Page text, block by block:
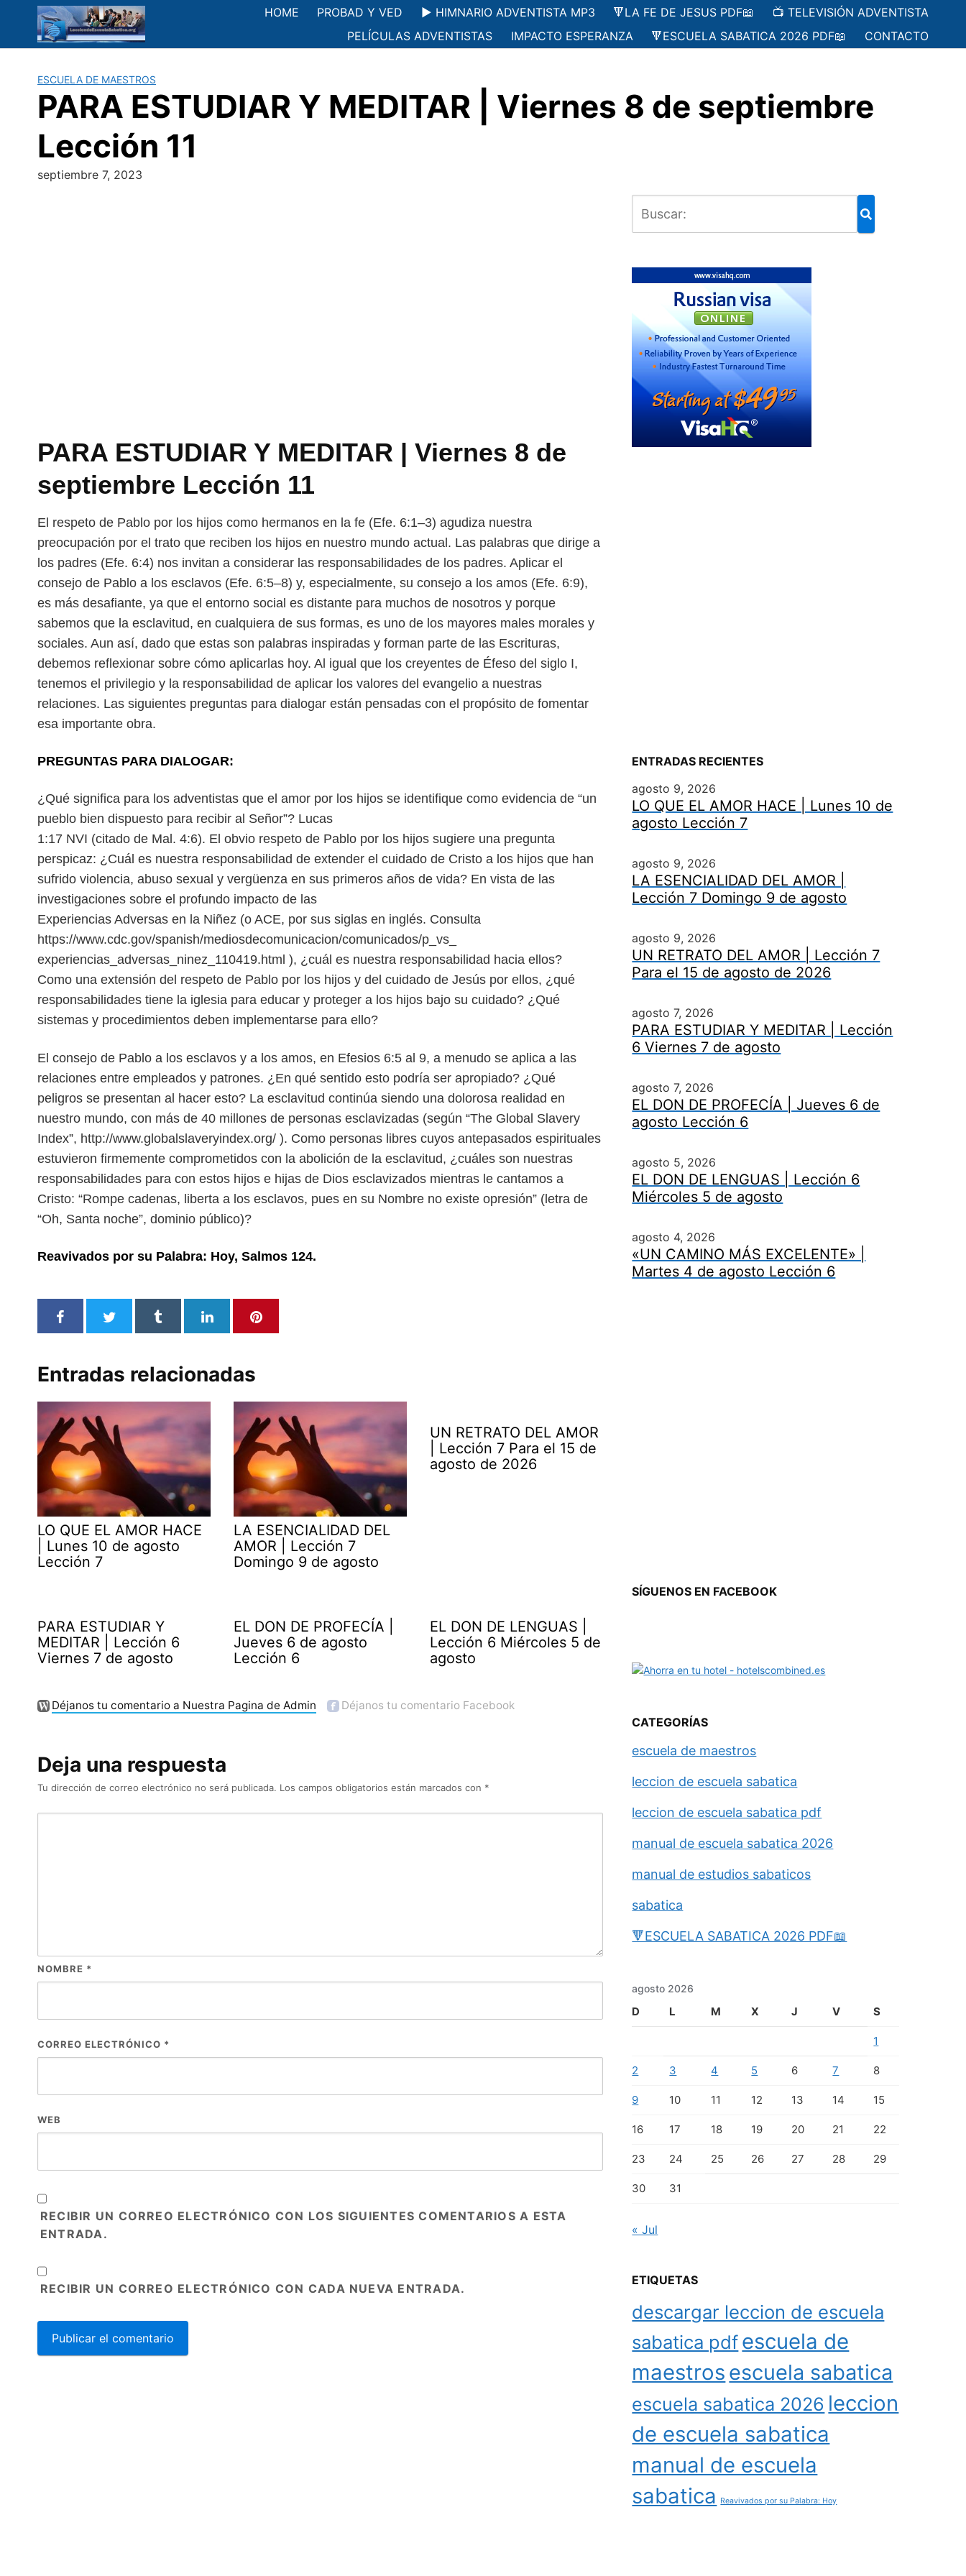
contenido
HOME PROBAD Y VED ▶️ HIMNARIO ADVENTISTA MP3 🔻LA FE DE JESUS PDF📖
📺 TELEVISIÓN ADVENTISTA
PELÍCULAS ADVENTISTAS
IMPACTO ESPERANZA 🔻ESCUELA SABATICA 2026 PDF📖 CONTACTO
ESCUELA DE MAESTROS
PARA ESTUDIAR Y MEDITAR | Viernes 8 de septiembre
Lección 11
septiembre 7, 2023
PARA ESTUDIAR Y MEDITAR | Viernes 8 de
septiembre Lección 11
El respeto de Pablo por los hijos como hermanos en la fe (Efe. 6:1–3) agudiza nuestra
preocupación por el trato que reciben los hijos en nuestro mundo actual. Las palabras que dirige a
los padres (Efe. 6:4) nos invitan a considerar las responsabilidades de los padres. Aplicar el
consejo de Pablo a los esclavos (Efe. 6:5–8) y, especialmente, su consejo a los amos (Efe. 6:9),
es más desafiante, ya que el entorno social es distante para muchos de nosotros y porque
sabemos que la esclavitud, en cualquiera de sus formas, es uno de los mayores males morales y
sociales. Aun así, dado que estas son palabras inspiradas y forman parte de las Escrituras,
debemos reflexionar sobre cómo aplicarlas hoy. Al igual que los creyentes de Éfeso del siglo I,
tenemos el privilegio y la responsabilidad de aplicar los valores del evangelio a nuestras
relaciones. Las siguientes preguntas para dialogar están pensadas con el propósito de fomentar
esa importante obra.
PREGUNTAS PARA DIALOGAR:
¿Qué significa para los adventistas que el amor por los hijos se identifique como evidencia de “un
pueblo bien dispuesto para recibir al Señor”? Lucas
1:17 NVI (citado de Mal. 4:6). El obvio respeto de Pablo por los hijos sugiere una pregunta
perspicaz: ¿Cuál es nuestra responsabilidad de extender el cuidado de Cristo a los hijos que han
sufrido violencia, abuso sexual y vergüenza en sus primeros años de vida? En vista de las
investigaciones sobre el profundo impacto de las
Experiencias Adversas en la Niñez (o ACE, por sus siglas en inglés. Consulta
https://www.cdc.gov/spanish/mediosdecomunicacion/comunicados/p_vs_
experiencias_adversas_ninez_110419.html ), ¿cuál es nuestra responsabilidad hacia ellos?
Como una extensión del respeto de Pablo por los hijos y del cuidado de Jesús por ellos, ¿qué
responsabilidades tiene la iglesia para educar y proteger a los hijos bajo su cuidado? ¿Qué
sistemas y procedimientos deben implementarse para ello?
El consejo de Pablo a los esclavos y a los amos, en Efesios 6:5 al 9, a menudo se aplica a las
relaciones entre empleados y patrones. ¿En qué sentido esto podría ser apropiado? ¿Qué
peligros se presentan al hacer esto? La esclavitud continúa siendo una dolorosa realidad en
nuestro mundo, con más de 40 millones de personas esclavizadas (según “The Global Slavery
Index”, http://www.globalslaveryindex.org/ ). Como personas libres cuyos antepasados espirituales
estuvieron firmemente comprometidos con la abo lición de la esclavitud, ¿cuáles son nuestras
responsabilidades para con estos hijos e hijas de Dios esclavizados mientras le cantamos a
Cristo: “Rompe cadenas, liberta a los esclavos, pues en su Nombre no existe opresión” (letra de
“Oh, Santa noche”, dominio público)?
Reavivados por su Palabra: Hoy, Salmos 124.
Entradas relacionadas
LO QUE EL AMOR HACE
| Lunes 10 de agosto
Lección 7
LA ESENCIALIDAD DEL
AMOR | Lección 7
Domingo 9 de agosto
UN RETRATO DEL AMOR
| Lección 7 Para el 15 de
agosto de 2026
PARA ESTUDIAR Y
MEDITAR | Lección 6
Viernes 7 de agosto
EL DON DE PROFECÍA |
Jueves 6 de agosto
Lección 6
EL DON DE LENGUAS |
Lección 6 Miércoles 5 de
agosto
Déjanos tu comentario a Nuestra Pagina de Admin Déjanos tu comentario Facebook
Deja una respuesta
Tu dirección de correo electrónico no será publicada. Los campos obligatorios están marcados con *
NOMBRE *
CORREO ELECTRÓNICO *
WEB
RECIBIR UN CORREO ELECTRÓNICO CON LOS SIGUIENTES COMENTARIOS A ESTA
ENTRADA.
RECIBIR UN CORREO ELECTRÓNICO CON CADA NUEVA ENTRADA.
ENTRADAS RECIENTES
agosto 9, 2026
LO QUE EL AMOR HACE | Lunes 10 de
agosto Lección 7
agosto 9, 2026
LA ESENCIALIDAD DEL AMOR |
Lección 7 Domingo 9 de agosto
agosto 9, 2026
UN RETRATO DEL AMOR | Lección 7
Para el 15 de agosto de 2026
agosto 7, 2026
PARA ESTUDIAR Y MEDITAR | Lección
6 Viernes 7 de agosto
agosto 7, 2026
EL DON DE PROFECÍA | Jueves 6 de
agosto Lección 6
agosto 5, 2026
EL DON DE LENGUAS | Lección 6
Miércoles 5 de agosto
agosto 4, 2026
«UN CAMINO MÁS EXCELENTE» |
Martes 4 de agosto Lección 6
SÍGUENOS EN FACEBOOK
CATEGORÍAS
escuela de maestros
leccion de escuela sabatica
leccion de escuela sabatica pdf
manual de escuela sabatica 2026
manual de estudios sabaticos
sabatica
🔻ESCUELA SABATICA 2026 PDF📖
agosto 2026
D L M X J V S
1
2 3 4 5 6 7 8
9 10 11 12 13 14 15
16 17 18 19 20 21 22
23 24 25 26 27 28 29
30 31
« Jul
ETIQUETAS
descargar leccion de escuela
sabatica pdfescuela de
maestros escuela sabatica
escuela sabatica 2026 leccion
de escuela sabatica
manual de escuela
sabatica
Reavivados por su Palabra: Hoy